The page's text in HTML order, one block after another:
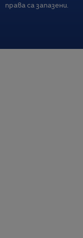
права са запазени.